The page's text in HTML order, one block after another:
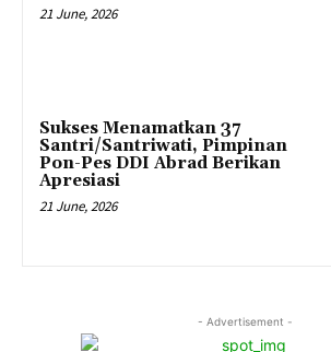
21 June, 2026
Sukses Menamatkan 37
Santri/Santriwati, Pimpinan
Pon-Pes DDI Abrad Berikan
Apresiasi
21 June, 2026
- Advertisement -